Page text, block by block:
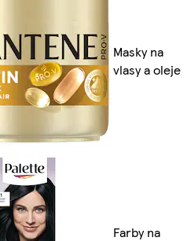
Masky na
vlasy a oleje
Farby na